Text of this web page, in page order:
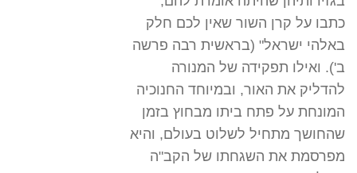
כתבו על קרן השור שאין לכם חלק
באלהי ישראל" (בראשית רבה פרשה
ב'). ואילו תפקידה של המנורה
להדליק את האור, ובמיוחד החנוכיה
המונחת על פתח ביתו מבחוץ בזמן
שהחושך מתחיל לשלוט בעולם, והיא
מפרסמת את השגחתו של הקב"ה